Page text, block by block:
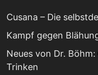
Cusana – Die
Kampf gegen
Neues von Dr.
Trinken